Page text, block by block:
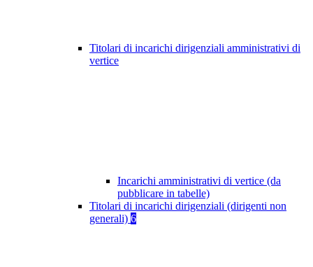
Titolari di incarichi dirigenziali amministrativi di
vertice
Incarichi amministrativi di vertice (da
pubblicare in tabelle)
Titolari di incarichi dirigenziali (dirigenti non
generali) 6